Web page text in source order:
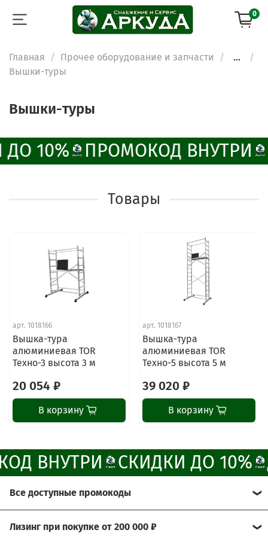
0
Главная Прочее оборудование и запчасти
...
Вышки-туры
Вышки-туры
10% ПРОМОКОД ВНУТРИ
Товары
арт. 1018166
Вышка-тура
алюминиевая TOR
Техно-3 высота 3 м
20 054 ₽
В корзину
арт. 1018167
Вышка-тура
алюминиевая TOR
Техно-5 высота 5 м
39 020 ₽
В корзину
ВНУТРИ СКИДКИ ДО 10%
Все доступные промокоды
Лизинг при покупке от 200 000 ₽
ChatApp
online
Свяжитесь с нами через любой удобный
Отдел продаж и сервис
Позвонить
Группа Вконтакте